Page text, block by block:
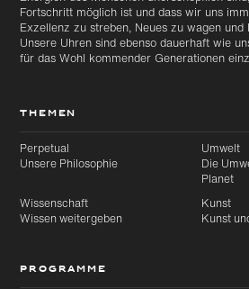
Fortschritt möglich ist und dass wir uns
Exzellenz zu streben, Neues zu wagen
Unsere Uhren sind ebenso dauerhaft wie
für das Wohl kommender Generationen
THEMEN
Perpetual
Unsere Philosophie
Umwelt
Die
Planet
Wissenschaft
Wissen weitergeben
Kunst
Kunst
PROGRAMME